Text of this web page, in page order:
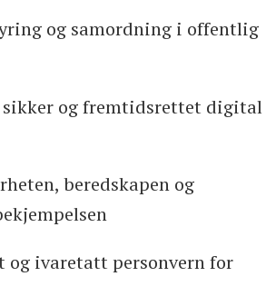
og samordning i offentlig
sikker og fremtidsrettet digital
beredskapen og
og ivaretatt personvern for